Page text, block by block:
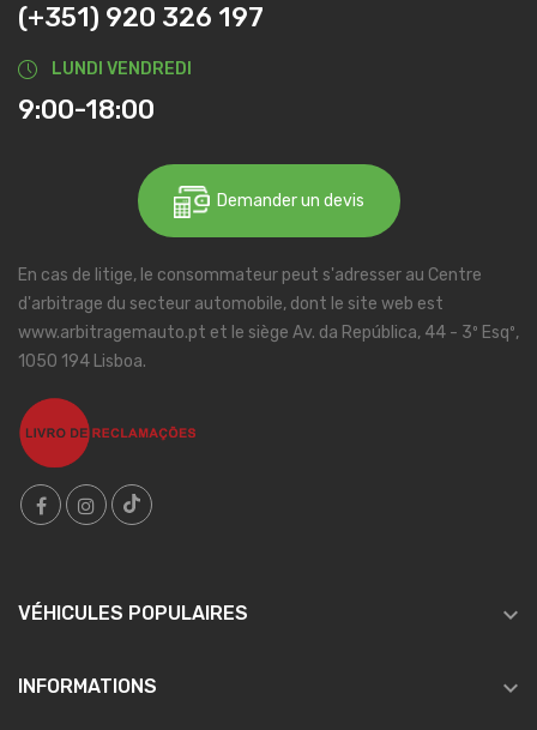
(+351) 920 326 197
LUNDI VENDREDI
9:00-18:00
Demander un devis
En cas de litige, le consommateur peut s'adresser au Centre
d'arbitrage du secteur automobile, dont le site web est
www.arbitragemauto.pt et le siège Av. da República, 44 - 3º Esqº,
1050 194 Lisboa.
VÉHICULES POPULAIRES 
INFORMATIONS 